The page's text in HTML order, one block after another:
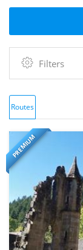
Filters
Routes
PREMIUM